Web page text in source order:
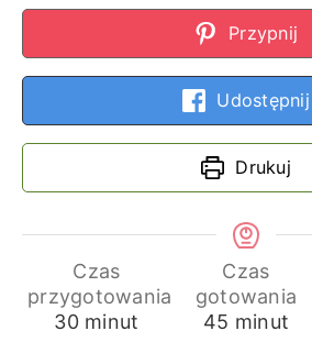
Przypnij
Udostępnij
Drukuj
Czas
przygotowania
30minuty
minut
Czas
gotowania
45 minuty
minut